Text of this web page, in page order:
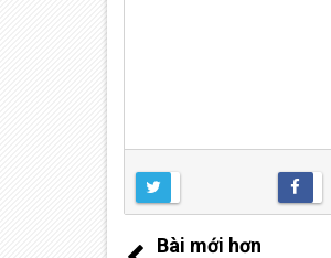
Bài mới hơn